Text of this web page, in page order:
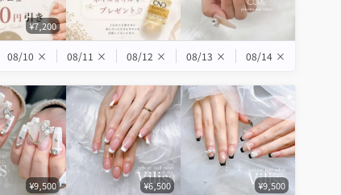
¥7,200
08/10 × 08/11 × 08/12 × 08/13 × 08/14 ×
¥9,500 ¥6,500 ¥9,500